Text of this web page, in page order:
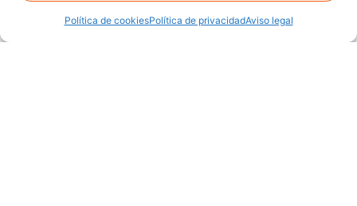
Política de cookiesPolítica de privacidadAviso legal